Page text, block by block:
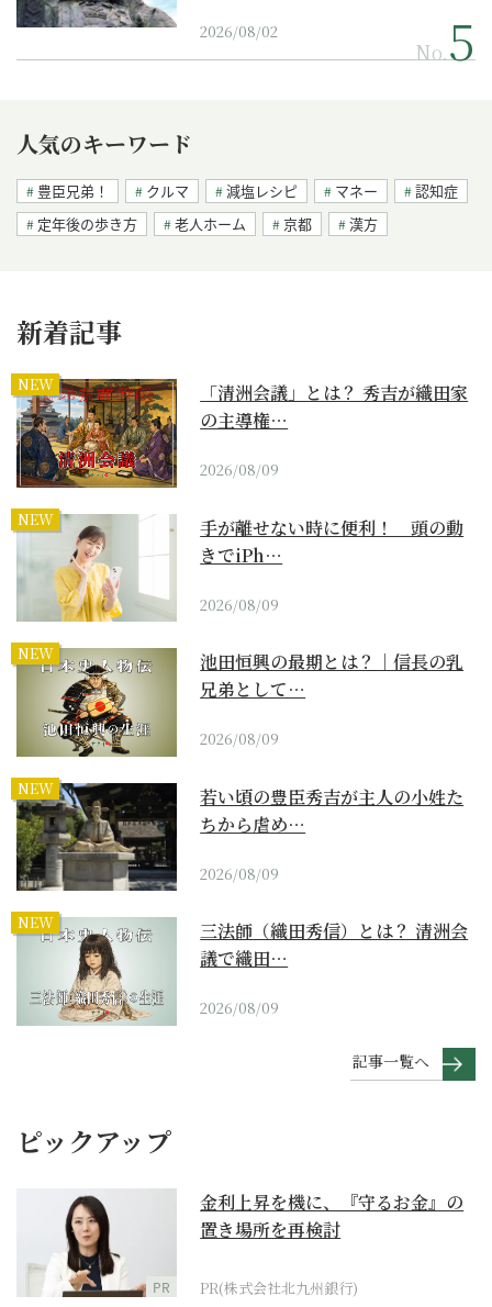
2026/08/02
No.
人気のキーワード
豊臣兄弟！ クルマ 減塩レシピ マネー
認知症
定年後の歩き方
老人ホーム 京都 漢方
新着記事
NEW
「清洲会議」とは？ 秀吉が織田家
の主導権…
2026/08/09
NEW
手が離せない時に便利！ 頭の動
きでiPh…
2026/08/09
NEW
池田恒興の最期とは？｜信長の乳
兄弟として…
2026/08/09
NEW
若い頃の豊臣秀吉が主人の小姓た
ちから虐め…
2026/08/09
NEW
三法師（織田秀信）とは？ 清洲会
議で織田…
2026/08/09
記事一覧へ
ピックアップ
PR
金利上昇を機に、『守るお金』の
置き場所を再検討
PR(株式会社北九州銀行)